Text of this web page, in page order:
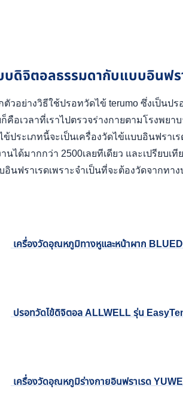
ดิจิตอลธรรมดากับแบบอินฟร
ตัวอย่างวิธีใช้ปรอทวัดไข้ terumo ซึ่งเป็น
ก็คือเวลาที่เราไปตรวจร่างกายตามโรงพ
ข้ประเภทนี้จะเป็นเครื่องวัดไข้แบบอินฟร
นได้มากกว่า 2500เลยทีเดียว และเปรีย
นฟราเรดเพราะจำเป็นที่จะต้องวัดจากทา
เครื่องวัดอุณหภูมิทางหูและหน้าผาก
ปรอทวัดไข้ดิจิตอล ALLWELL รุ่น
เครื่องวัดอุณหภูมิร่างกายอินฟราเรด